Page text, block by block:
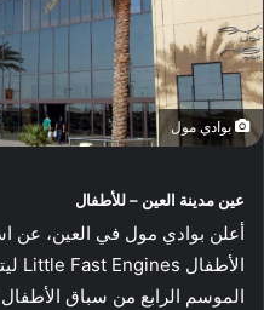
بوادي مول
عين مدينة العين – للأطفال
أعلن بوادي مول في العين، عن
الأطفال Little Fast Engines ليتل فاست إنجينز.